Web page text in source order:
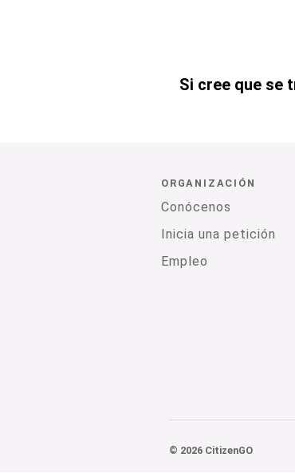
Si cree que se
ORGANIZACIÓN
Conócenos
Inicia una petición
Empleo
© 2026 CitizenGO